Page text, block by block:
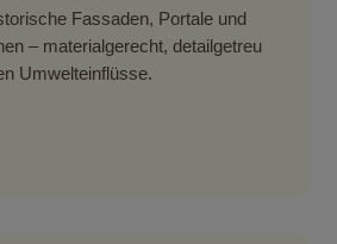
Fassaden, Portale und
– materialgerecht, detailgetreu
Umwelteinflüsse.